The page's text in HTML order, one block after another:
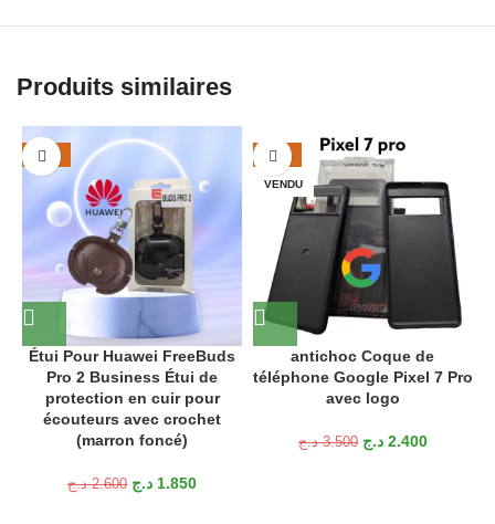
Produits similaires
-29%
Étui Pour Huawei FreeBuds
Pro 2 Business Étui de
protection en cuir pour
écouteurs avec crochet
(marron foncé)
2.600 د.ج 1.850 د.ج
-31%
VENDU
antichoc Coque de
téléphone Google Pixel 7 Pro
avec logo
3.500 د.ج 2.400 د.ج